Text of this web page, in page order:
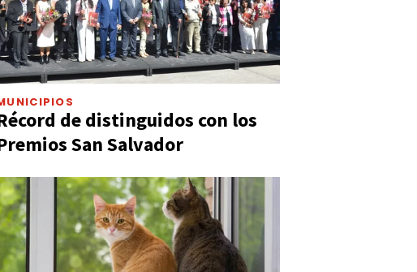
de distinguidos con los
San Salvador